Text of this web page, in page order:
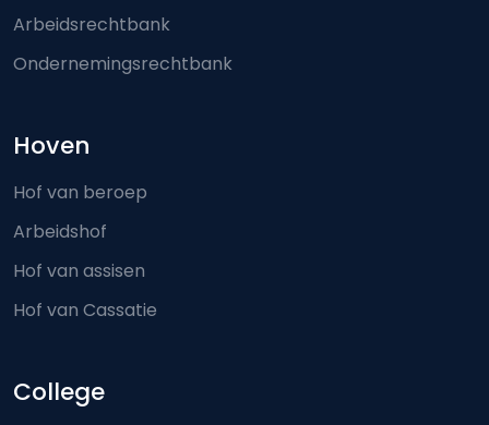
Arbeidsrechtbank
Ondernemingsrechtbank
Hoven
Hof van beroep
Arbeidshof
Hof van assisen
Hof van Cassatie
College